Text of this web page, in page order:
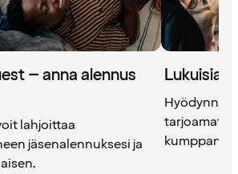
– anna alennus
lahjoittaa
jäsenalennuksesi ja
Lukuisia
Hyödynnä
tarjoamat